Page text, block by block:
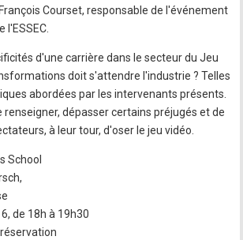
Courset, responsable de l'événement
l'ESSEC.
d'une carrière dans le secteur du Jeu
doit s'attendre l'industrie ? Telles
abordées par les intervenants présents.
renseigner, dépasser certains préjugés et de
à leur tour, d'oser le jeu vidéo.
School
de 18h à 19h30